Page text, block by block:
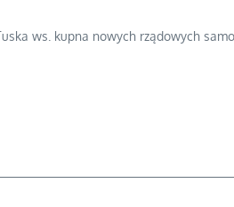
ws. kupna nowych rządowych